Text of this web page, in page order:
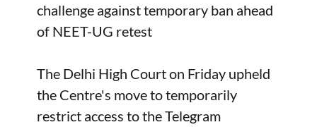
challenge against temporary ban ahead
of NEET-UG retest
The Delhi High Court on Friday upheld
the Centre's move to temporarily
restrict access to the Telegram